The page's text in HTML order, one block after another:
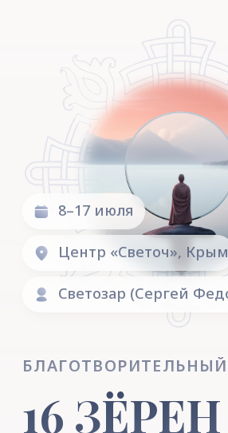
16 ЗЁРЕН
БЛАГОТВОРИТЕЛЬНЫЙ СЕМИНАР
Семинар для тех, кто хочет узнать о себе
и своём истинном назначении, для тех,
кто хочет жить в гармонии с собой
и со всем миром, и наконец, для тех,
кому интересно, что говорят об этом
Светозар (Сергей Федорченко)
8–17 июля
Центр «Светоч», Крым